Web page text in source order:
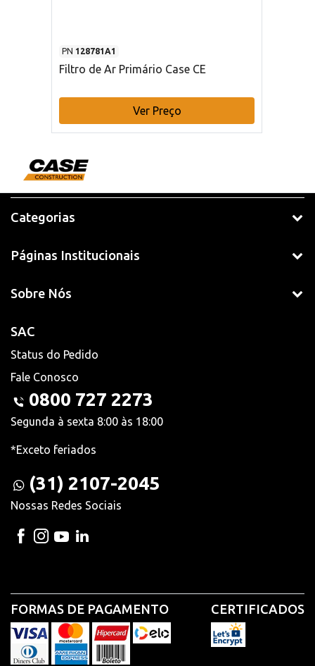
PN 128781A1
Filtro de Ar Primário Case CE
Ver Preço
Categorias
Páginas Institucionais
Sobre Nós
SAC
Status do Pedido
Fale Conosco
0800 727 2273
Segunda à sexta 8:00 às 18:00
*Exceto feriados
(31) 2107-2045
Nossas Redes Sociais
FORMAS DE PAGAMENTO CERTIFICADOS